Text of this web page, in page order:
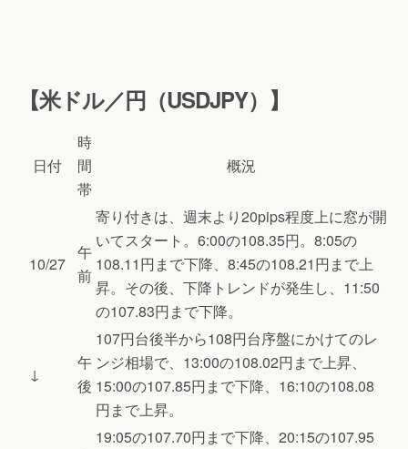
【米ドル／円（USDJPY）】
日付
時
間
帯
概況
10/27
午
前
寄り付きは、週末より20pips程度上に窓が開
いてスタート。6:00の108.35円。8:05の
108.11円まで下降、8:45の108.21円まで上
昇。その後、下降トレンドが発生し、11:50
の107.83円まで下降。
↓
午
後
107円台後半から108円台序盤にかけてのレ
ンジ相場で、13:00の108.02円まで上昇、
15:00の107.85円まで下降、16:10の108.08
円まで上昇。
19:05の107.70円まで下降、20:15の107.95